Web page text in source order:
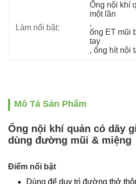
Làm nổi bật:
Ống nội khí
một lần
,
ống ET mũi
tay
, ống hít nội
Mô Tả Sản Phẩm
Ống nội khí quản có dây
dùng đường mũi & miệng
Điểm nổi bật
Dùng để duy trì đường thở